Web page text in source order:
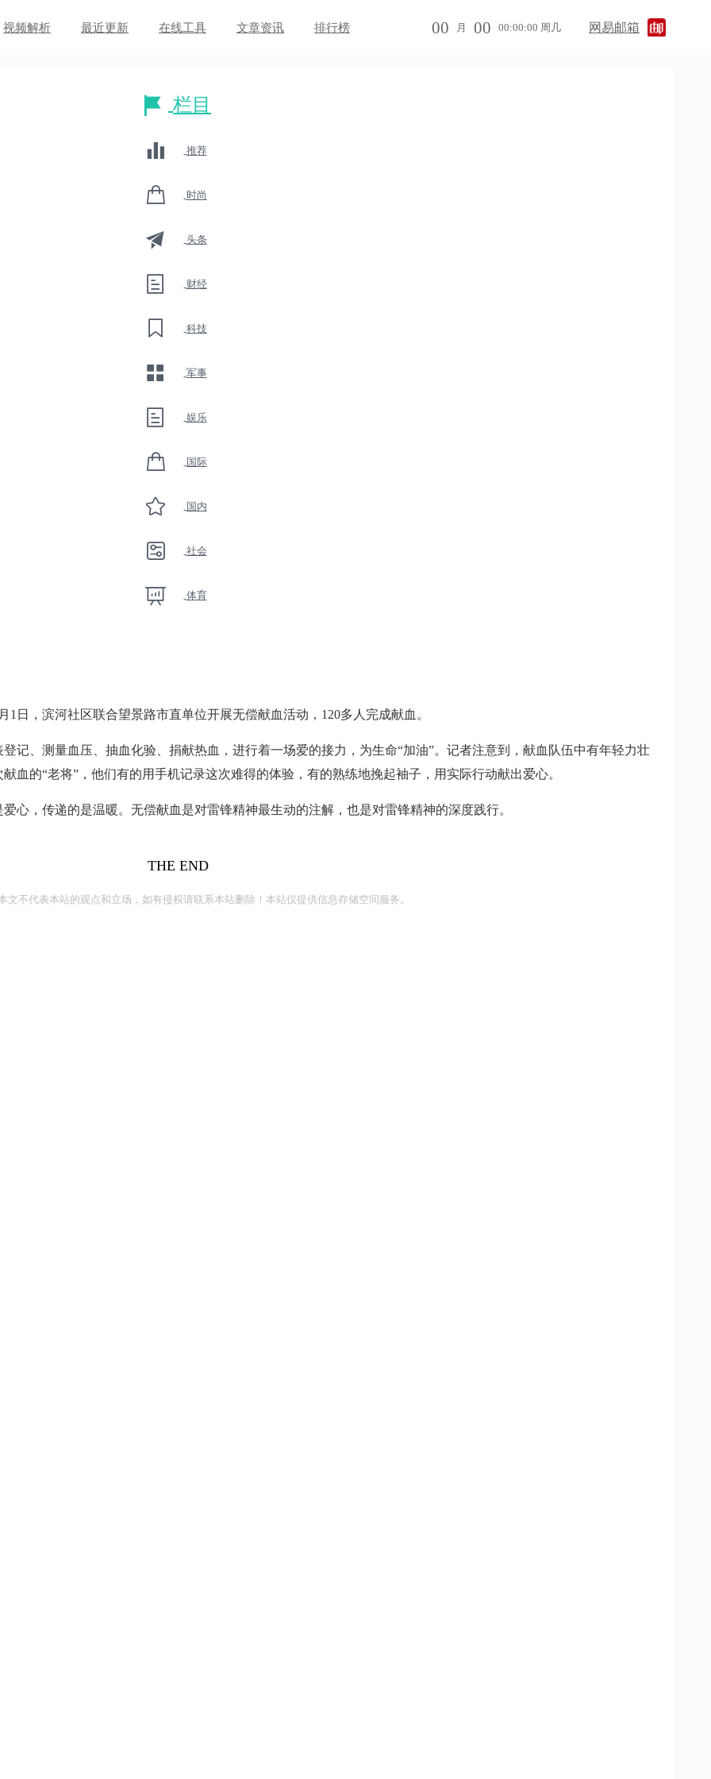
视频解析 最近更新 在线工具 文章资讯 排行榜 00 月 00 00:00:00 周几 网易邮箱
栏目
推荐
时尚
头条
财经
科技
军事
娱乐
国际
国内
社会
体育
日，滨河社区联合望景路市直单位开展无偿献血活动，120多人完成献血。
记、测量血压、抽血化验、捐献热血，进行着一场爱的接力，为生命“加油”。记者注意到，献血队伍中有年轻力壮
血的“老将”，他们有的用手机记录这次难得的体验，有的熟练地挽起袖子，用实际行动献出爱心。
心，传递的是温暖。无偿献血是对雷锋精神最生动的注解，也是对雷锋精神的深度践行。
THE END
文不代表本站的观点和立场，如有侵权请联系本站删除！本站仅提供信息存储空间服务。